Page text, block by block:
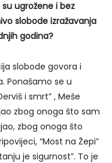
ugrožene i bez
slobode izražavanja
godina?
slobode govora i
Ponašamo se u
i smrt” , Meše
zbog onoga što sam
zbog onoga što
“Most na Žepi”
je sigurnost”. To je